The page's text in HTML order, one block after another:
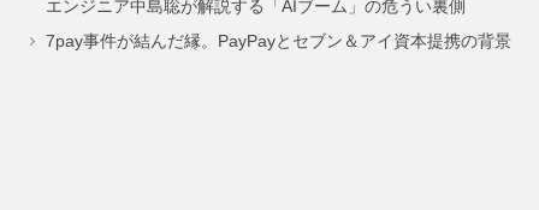
ジ
ジ
エンジニア中島聡が解説する「AIブーム」の危うい裏側
7pay事件が結んだ縁。PayPayとセブン＆アイ資本提携の背景